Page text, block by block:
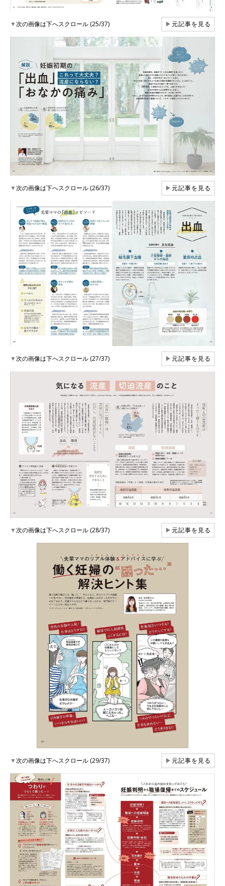
▼次の画像は下へスクロール (25/37) ▶元記事を見る
▼次の画像は下へスクロール (26/37) ▶元記事を見る
▼次の画像は下へスクロール (27/37) ▶元記事を見る
▼次の画像は下へスクロール (28/37) ▶元記事を見る
▼次の画像は下へスクロール (29/37) ▶元記事を見る